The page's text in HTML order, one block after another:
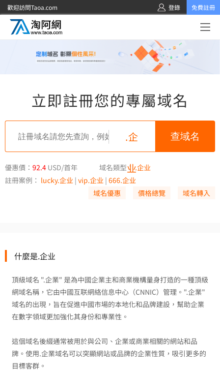
歡迎訪問Taoa.com 登錄 免費註冊
立即註冊您的專屬域名
.企
业
優惠價： 92.4 USD/首年 域名類型：.企业
註冊案例： lucky.企业 | vip.企业 | 666.企业
域名優惠
價格總覽 域名轉入
什麼是.企业
頂級域名 ".企業" 是為中國企業主和商業機構量身打造的一種頂級
網域名稱，它由中國互联網絡信息中心（CNNIC）管理。".企業"
域名的出現，旨在促進中國市場的本地化和品牌建設，幫助企業
在數字領域更加強化其身份和專業性。
這個域名後綴通常被用於與公司、企業或商業相關的網站和品
牌。使用.企業域名可以突顯網站或品牌的企業性質，吸引更多的
目標客群。